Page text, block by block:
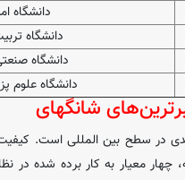
دانشگاه
دانشگاه
دانشگاه
دانشگاه علوم
در سطح بین المللی است.
چهار معیار به کار برده شده در